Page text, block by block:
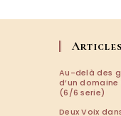
Au-delà des
d’un
(6/6 serie)
Deux Voix